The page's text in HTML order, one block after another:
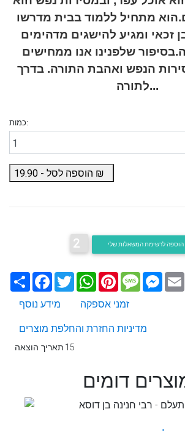
מתחיל ללמוד בבית מדרשו
זכאי ומגיע להישגים מדהימים
שלפנינו אנו ממחישים
הנפש ואהבת התורה. בדרך
לתורה...
כמות:
הוספה לסל - 19.90
2 הוספה לרשימת המשאלות שלי
שתף Facebook
TwitterWhatsApp
PinterestMessage
מידע נוסף
זמני אספקה
מדיניות החזרת והחלפת מוצרים
תאריך הוצאה 15
דומים